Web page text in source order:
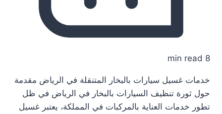
8 min read
خدمات غسيل سيارات بالبخار المتنقلة في الرياض مقدمة
حول ثورة تنظيف السيارات بالبخار في الرياض في ظل
تطور خدمات العناية بالمركبات في المملكة، يعتبر غسيل